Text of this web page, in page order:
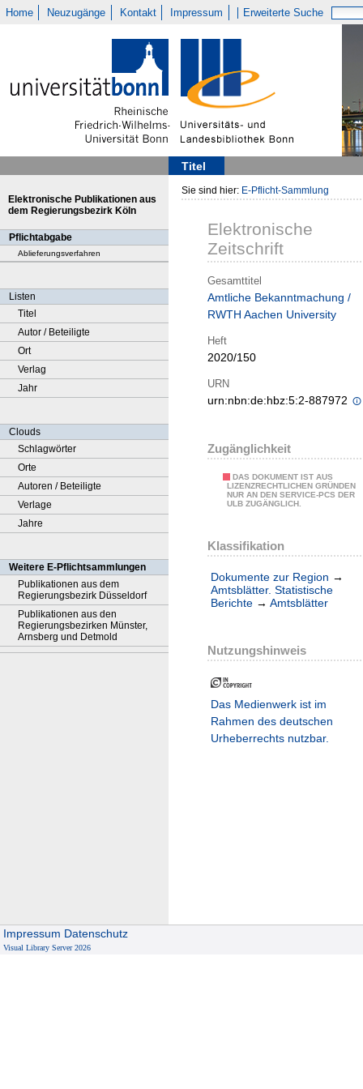
Home Neuzugänge Kontakt Impressum Erweiterte Suche
Titel
Elektronische Publikationen aus
dem Regierungsbezirk Köln
Pflichtabgabe
Ablieferungsverfahren
Listen
Titel
Autor / Beteiligte
Ort
Verlag
Jahr
Clouds
Schlagwörter
Orte
Autoren / Beteiligte
Verlage
Jahre
Weitere E-Pflichtsammlungen
Publikationen aus dem
Regierungsbezirk Düsseldorf
Publikationen aus den
Regierungsbezirken Münster,
Arnsberg und Detmold
Sie sind hier: E-Pflicht-Sammlung
Elektronische
Zeitschrift
Gesamttitel
Amtliche Bekanntmachung /
RWTH Aachen University
Heft
2020/150
URN
urn:nbn:de:hbz:5:2-887972
Zugänglichkeit
DAS DOKUMENT IST AUS
LIZENZRECHTLICHEN GRÜNDEN
NUR AN DEN SERVICE-PCS DER
ULB ZUGÄNGLICH.
Klassifikation
Dokumente zur Region →
Amtsblätter. Statistische
Berichte → Amtsblätter
Nutzungshinweis
Das Medienwerk ist im
Rahmen des deutschen
Urheberrechts nutzbar.
Impressum Datenschutz
Visual Library Server 2026